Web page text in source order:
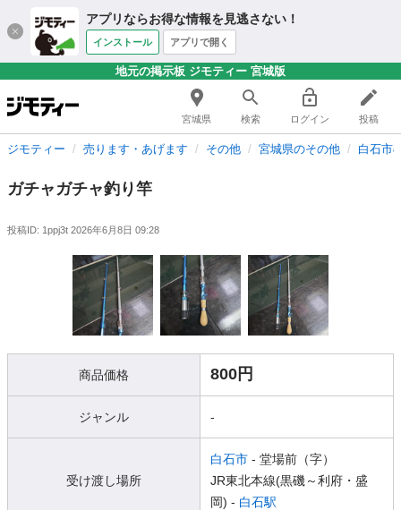
アプリならお得な情報を見逃さない！
インストール アプリで開く
地元の掲示板 ジモティー 宮城版
宮城県 検索 ログイン 投稿
ジモティー 売ります・あげます その他 宮城県のその他 白石市
ガチャガチャ釣り竿
投稿ID: 1ppj3t 2026年6月8日 09:28
商品価格 800円
ジャンル -
受け渡し場所
白石市 - 堂場前（字）
JR東北本線(黒磯～利府・盛
岡) - 白石駅